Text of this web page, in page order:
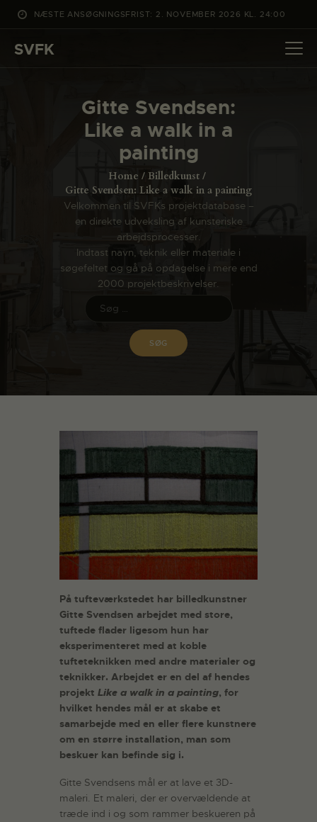
NÆSTE ANSØGNINGSFRIST: 2. NOVEMBER 2026 KL. 24:00
SVFK
Gitte Svendsen:
Like a walk in a
painting
Home
Billedkunst
Gitte Svendsen: Like a walk in a painting
Velkommen til SVFKs projektdatabase –
en direkte udveksling af kunsteriske
arbejdsprocesser.
Indtast navn, teknik eller materiale i
søgefeltet og gå på opdagelse i mere end
2000 projektbeskrivelser.
DET SKER
PROJEKTER
OM SVFK
ENGLISH
På tufteværkstedet har billedkunstner
Gitte Svendsen arbejdet med store,
tuftede flader ligesom hun har
eksperimenteret med at koble
tufteteknikken med andre materialer og
teknikker. Arbejdet er en del af hendes
projekt Like a walk in a painting, for
hvilket hendes mål er at skabe et
samarbejde med en eller flere kunstnere
om en større installation, man som
beskuer kan befinde sig i.
Gitte Svendsens mål er at lave et 3D-
maleri. Et maleri, der er overvældende at
træde ind i og som rammer beskueren på